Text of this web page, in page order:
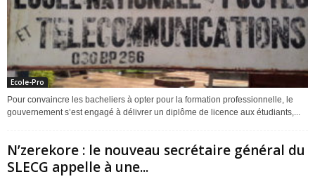
Ecole-Pro
Pour convaincre les bacheliers à opter pour la formation professionnelle, le
gouvernement s’est engagé à délivrer un diplôme de licence aux étudiants,...
N’zerekore : le nouveau secrétaire général du
SLECG appelle à une...